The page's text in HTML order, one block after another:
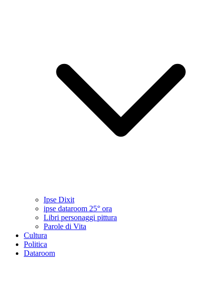
Ipse Dixit
ipse dataroom 25° ora
Libri personaggi pittura
Parole di Vita
Cultura
Politica
Dataroom